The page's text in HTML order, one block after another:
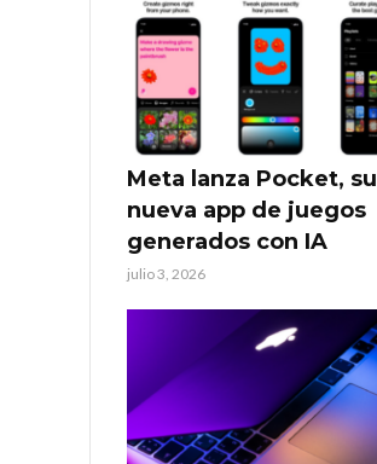
Meta lanza Pocket, su
nueva app de juegos
generados con IA
julio 3, 2026